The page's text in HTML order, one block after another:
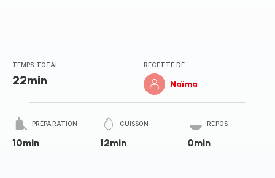
TEMPS TOTAL
22min
RECETTE DE
Naïma
PRÉPARATION
10min
CUISSON
12min
REPOS
0min